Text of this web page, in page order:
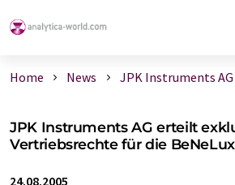
Home News JPK Instruments
JPK Instruments AG erteilt
Vertriebsrechte für die
24.08.2005